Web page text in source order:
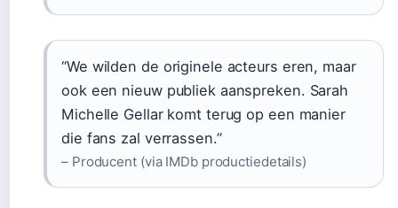
“We wilden de originele acteurs eren, maar
ook een nieuw publiek aanspreken. Sarah
Michelle Gellar komt terug op een manier
die fans zal verrassen.”
– Producent (via IMDb productiedetails)